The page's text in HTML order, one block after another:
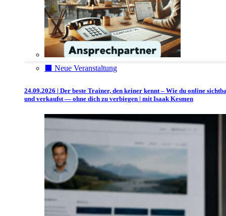
⬛️ Neue Veranstaltung
24.09.2026 | Der beste Trainer, den keiner kennt – Wie du online
und verkaufst — ohne dich zu verbiegen | mit Isaak Kesmen